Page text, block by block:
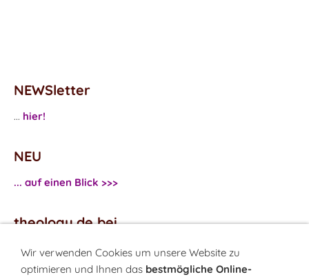
NEWSletter
... hier!
NEU
... auf einen Blick >>>
theology.de bei
...Facebook
...Twitter
Wir verwenden Cookies um unsere Website zu
optimieren und Ihnen das bestmögliche Online-